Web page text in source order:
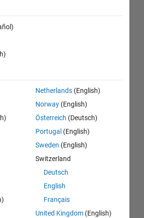
Netherlands(English)
Norway(English)
Österreich (Deutsch)
Portugal (English)
Sweden (English)
Switzerland
Deutsch
English
Français
United Kingdom(English)